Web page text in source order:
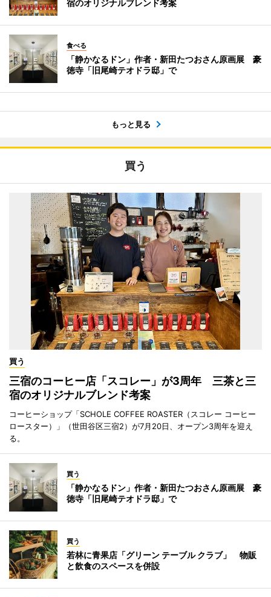
宿のオリジナルブレンド考案
食べる
「静かなるドン」作者・新田たつおさん原画展 豪
徳寺「旧尾崎テオドラ邸」で
もっと見る
買う
買う
三宿のコーヒー店「スコレー」が3周年 三茶と三
宿のオリジナルブレンド考案
コーヒーショップ「SCHOLE COFFEE ROASTER（スコレー コーヒー
ロースター）」（世田谷区三宿2）が7月20日、オープン3周年を迎え
る。
買う
「静かなるドン」作者・新田たつおさん原画展 豪
徳寺「旧尾崎テオドラ邸」で
買う
若林に青果店「グリーン テーブル クラブ」 物販
と飲食のスペースを併設